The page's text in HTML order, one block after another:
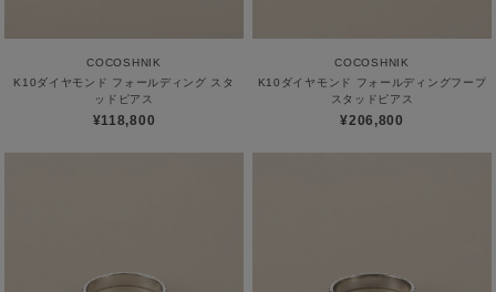
COCOSHNIK
K10ダイヤモンド フォールディング スタ
ッドピアス
¥118,800
COCOSHNIK
K10ダイヤモンド フォールディングフープ
スタッドピアス
¥206,800